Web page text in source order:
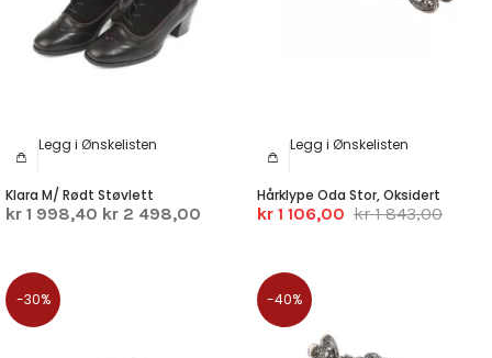
Legg i Ønskelisten
Klara M/ Rødt Støvlett
kr 1 998,40 kr 2 498,00
Legg i Ønskelisten
Hårklype Oda Stor, Oksidert
kr 1 106,00 kr 1 843,00
-30% -40%